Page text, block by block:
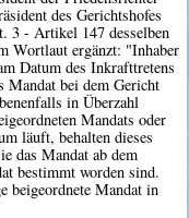
des Gerichtshofes
3 - Artikel 147 desselben
Wortlaut ergänzt: "Inhaber
Datum des Inkrafttretens
Mandat bei dem Gericht
in Überzahl
Mandats oder
läuft, behalten dieses
das Mandat ab dem
bestimmt worden sind.
beigeordnete Mandat in